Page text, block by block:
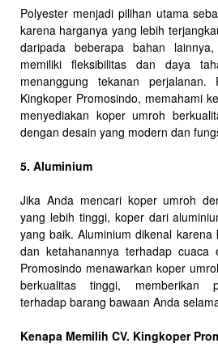
Polyester menjadi pilihan utama
karena harganya yang lebih
daripada beberapa bahan
memiliki fleksibilitas dan daya
menanggung tekanan perjalanan.
Kingkoper Promosindo, memahami
menyediakan koper umroh
dengan desain yang modern dan
5. Aluminium
Jika Anda mencari koper umroh
yang lebih tinggi, koper dari
yang baik. Aluminium dikenal
dan ketahanannya terhadap cuaca
Promosindo menawarkan koper
berkualitas tinggi, memberikan
terhadap barang bawaan Anda
Kenapa Memilih CV. Kingkoper